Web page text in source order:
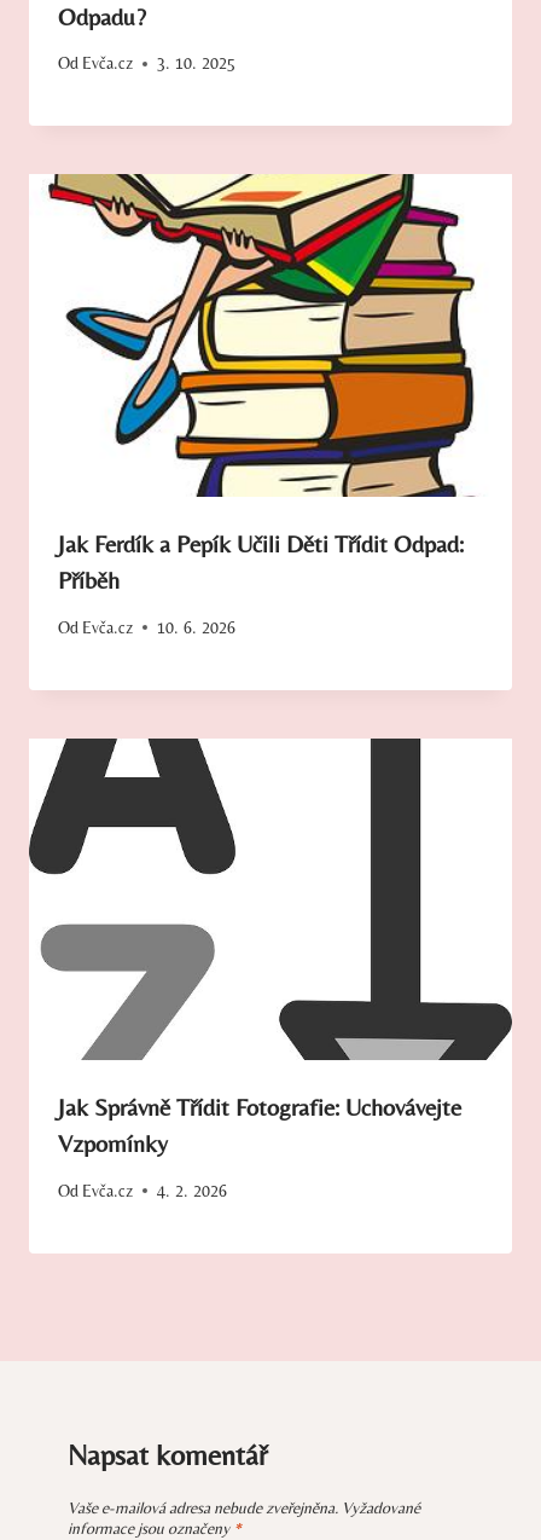
Odpadu?
Od Evča.cz 3. 10. 2025
Jak Ferdík a Pepík Učili Děti Třídit Odpad:
Příběh
Od Evča.cz 10. 6. 2026
Jak Správně Třídit Fotografie: Uchovávejte
Vzpomínky
Od Evča.cz 4. 2. 2026
Napsat komentář
Vaše e-mailová adresa nebude zveřejněna. Vyžadované
informace jsou označeny *